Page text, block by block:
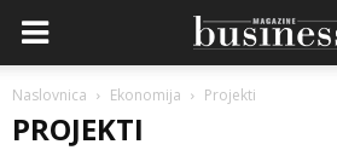
Naslovnica Ekonomija Projekti
PROJEKTI